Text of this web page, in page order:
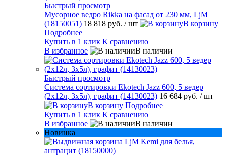
Быстрый просмотр
Мусорное ведро Rikka на фасад от 230 мм, LjM
(18150051) 18 818 руб. / шт
В корзину
Подробнее
Купить в 1 клик К сравнению
В избранное
В наличии
Быстрый просмотр
Система сортировки Ekotech Jazz 600, 5 ведер
(2х12л, 3х5л), графит (14130023) 16 684 руб. / шт
В корзину Подробнее
Купить в 1 клик К сравнению
В избранное
В наличии
Новинка